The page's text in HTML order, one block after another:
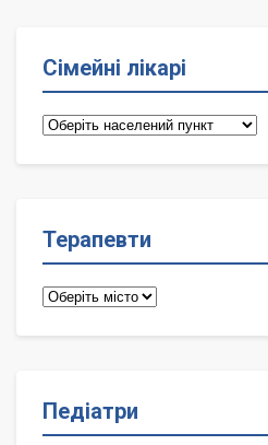
Сімейні лікарі
Сімейні
Терапевти
Терапевти
Педіатри